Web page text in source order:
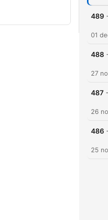
489
01
488
27
487 -
26
486
25